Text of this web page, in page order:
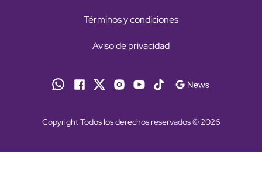
Términos y condiciones
Aviso de privacidad
Copyright Todos los derechos reservados © 2026